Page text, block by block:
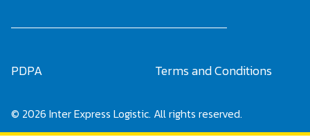
PDPA Terms and Conditions
© 2026 Inter Express Logistic. All rights reserved.